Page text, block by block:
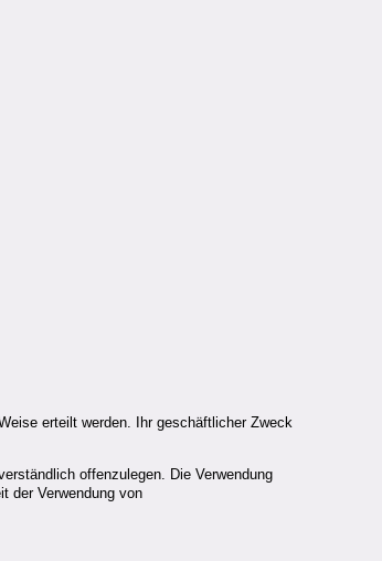
erteilt werden. Ihr geschäftlicher Zweck
offenzulegen. Die Verwendung
der Verwendung von